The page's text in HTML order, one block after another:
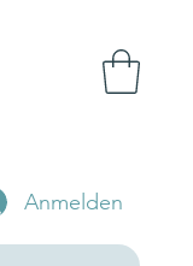
Anmelden